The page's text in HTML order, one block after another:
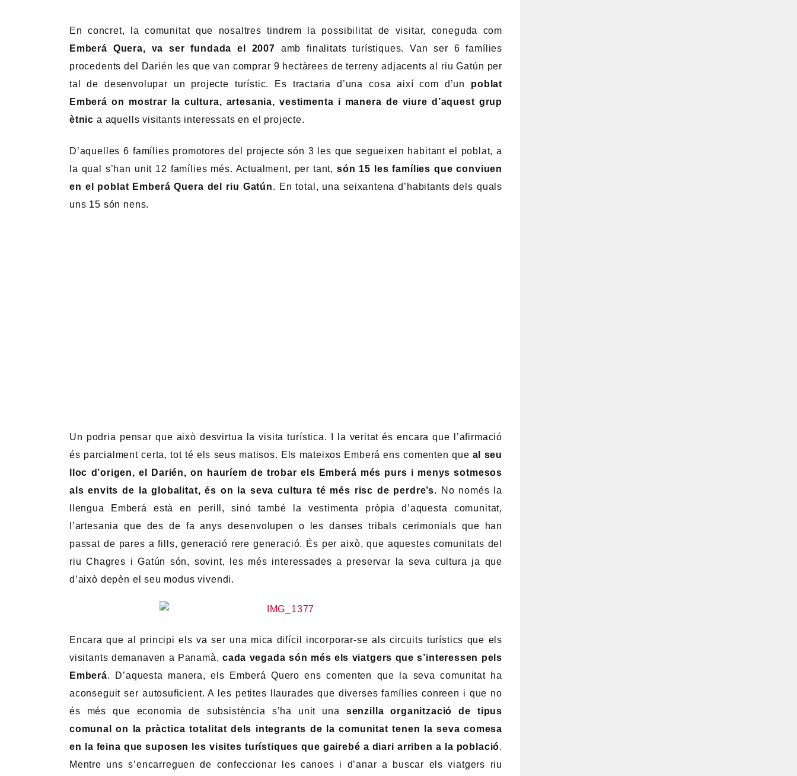
En concret, la comunitat que nosaltres tindrem la possibilitat de visitar, coneguda com
Emberá Quera, va ser fundada el 2007 amb finalitats turístiques. Van ser 6 famílies
procedents del Darién les que van comprar 9 hectàrees de terreny adjacents al riu Gatún per
tal de desenvolupar un projecte turístic. Es tractaria d’una cosa així com d’un poblat
Emberá on mostrar la cultura, artesania, vestimenta i manera de viure d’aquest grup
ètnic a aquells visitants interessats en el projecte.
D’aquelles 6 famílies promotores del projecte són 3 les que segueixen habitant el poblat, a
la qual s’han unit 12 famílies més. Actualment, per tant,són 15 les famílies que conviuen
en el poblat Emberá Quera del riu Gatún. En total, una seixantena d’habitants dels quals
uns 15 són nens.
Un podria pensar que això desvirtua la visita turística. I la veritat és encara que l’afirmació
és parcialment certa, tot té els seus matisos. Els mateixos Emberá ens comenten que al seu
lloc d’origen, el Darién, on hauríem de trobar els Emberá més purs i menys sotmesos
als envits de la globalitat, és on la seva cultura té més risc de perdre’s. No només la
llengua Emberá està en perill, sinó també la vestimenta pròpia d’aquesta comunitat,
l’artesania que des de fa anys desenvolupen o les danses tribals cerimonials que han
passat de pares a fills, generació rere generació. És per això, que aquestes comunitats del
riu Chagres i Gatún són, sovint, les més interessades a preservar la seva cultura ja que
d’això depèn el seu modus vivendi.
Encara que al principi els va ser una mica difícil incorporar-se als circuits turístics que els
visitants demanaven a Panamà, cada vegada són més els viatgers que s’interessen pels
Emberá. D’aquesta manera, els Emberá Quero ens comenten que la seva comunitat ha
aconseguit ser autosuficient. A les petites llaurades que diverses famílies conreen i que no
és més que economia de subsistència s’ha unit una senzilla organització de tipus
comunal on la pràctica totalitat dels integrants de la comunitat tenen la seva comesa
en la feina que suposen les visites turístiques que gairebé a diari arriben a la població.
Mentre uns s’encarreguen de confeccionar les canoes i d’anar a buscar els viatgers riu